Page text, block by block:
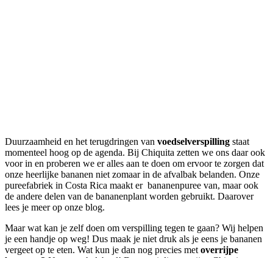
Duurzaamheid en het terugdringen van voedselverspilling staat
momenteel hoog op de agenda. Bij Chiquita zetten we ons daar ook
voor in en proberen we er alles aan te doen om ervoor te zorgen dat
onze heerlijke bananen niet zomaar in de afvalbak belanden. Onze
pureefabriek in Costa Rica maakt er bananenpuree van, maar ook
de andere delen van de bananenplant worden gebruikt. Daarover
lees je meer op onze blog.
Maar wat kan je zelf doen om verspilling tegen te gaan? Wij helpen
je een handje op weg! Dus maak je niet druk als je eens je bananen
vergeet op te eten. Wat kun je dan nog precies met overrijpe